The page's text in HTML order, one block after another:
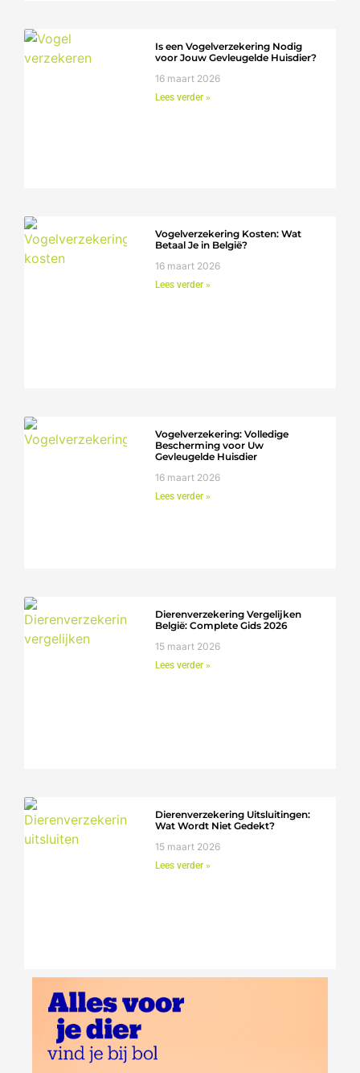
Is een Vogelverzekering Nodig
voor Jouw Gevleugelde Huisdier?
16 maart 2026
Lees verder »
Vogelverzekering Kosten: Wat
Betaal Je in België?
16 maart 2026
Lees verder »
Vogelverzekering: Volledige
Bescherming voor Uw
Gevleugelde Huisdier
16 maart 2026
Lees verder »
Dierenverzekering Vergelijken
België: Complete Gids 2026
15 maart 2026
Lees verder »
Dierenverzekering Uitsluitingen:
Wat Wordt Niet Gedekt?
15 maart 2026
Lees verder »